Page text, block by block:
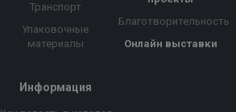
Транспорт
Упаковочные
материалы
Благотворительность
Онлайн выставки
Информация